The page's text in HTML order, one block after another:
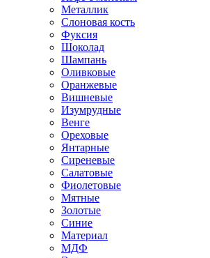
Металлик
Слоновая кость
Фуксия
Шоколад
Шампань
Оливковые
Оранжевые
Вишневые
Изумрудные
Венге
Ореховые
Янтарные
Сиреневые
Салатовые
Фиолетовые
Мятные
Золотые
Синие
Материал
МДФ